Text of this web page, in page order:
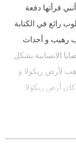
قرأتها دفعة
رائع في الكتابة
رهيب و أحداث
الانسانية بشكل
لأرض زيكولا و
أرض زيكولا